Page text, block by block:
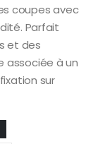
coupes avec
Parfait
et des
associée à un
sur